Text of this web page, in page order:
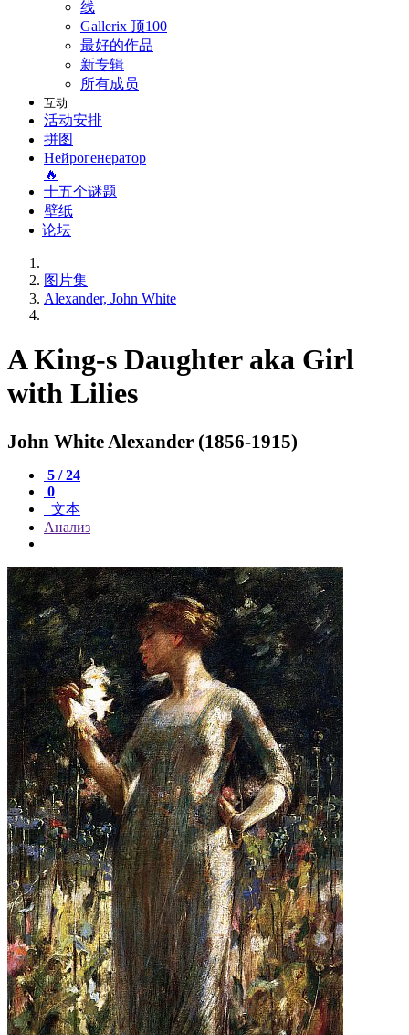
线
Gallerix 顶100
最好的作品
新专辑
所有成员
互动
活动安排
拼图
Нейрогенератор
🔥
十五个谜题
壁纸
论坛
图片集
Alexander, John White
A King-s Daughter aka Girl
with Lilies
John White Alexander (1856-1915)
5 / 24
0
文本
Анализ